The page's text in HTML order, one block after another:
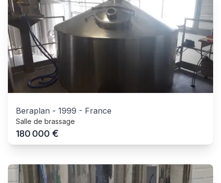
Beraplan - 1999 - France
Salle de brassage
180 000 €